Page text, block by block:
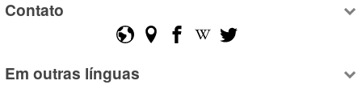
Contato
Em outras línguas